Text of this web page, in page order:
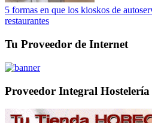
5 formas en que los kioskos de
restaurantes
Tu Proveedor de Internet
Proveedor Integral Hostelería